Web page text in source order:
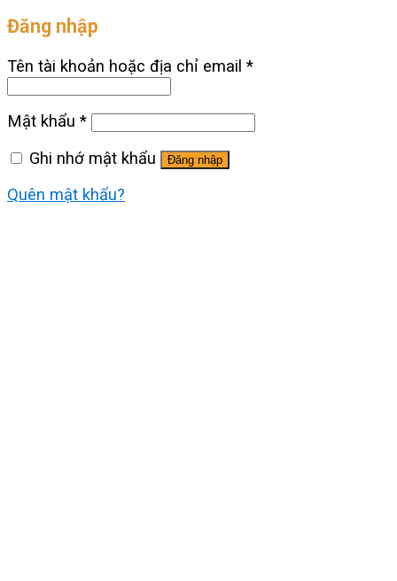
Đăng nhập
Tên tài khoản hoặc địa chỉ email *
Mật khẩu *
Ghi nhớ mật khẩu
Đăng nhập
Quên mật khẩu?